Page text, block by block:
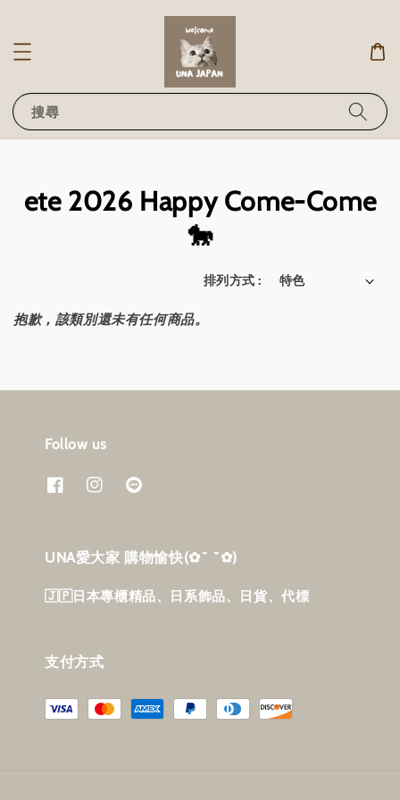
搜尋
ete 2026 Happy Come-Come
🐎
排列方式 :
抱歉，該類別還未有任何商品。
Follow us
UNA愛大家 購物愉快‎(✿˘ ˘✿)
🇯🇵日本專櫃精品、日系飾品、日貨、代標
支付方式